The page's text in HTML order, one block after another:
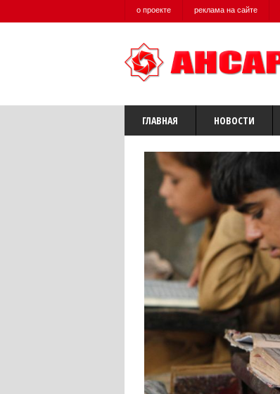
о проекте реклама на сайте
ГЛАВНАЯ НОВОСТИ